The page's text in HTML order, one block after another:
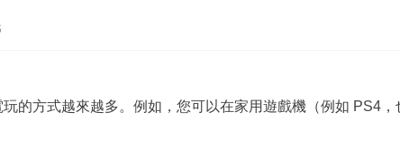
的方式越來越多。例如，您可以在家用遊戲機（例如 PS4，